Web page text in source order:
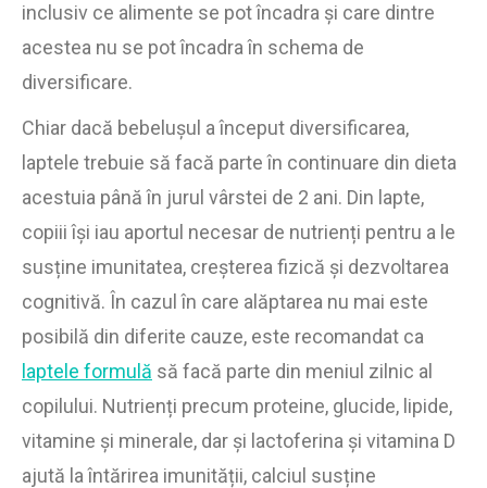
inclusiv ce alimente se pot încadra și care dintre
acestea nu se pot încadra în schema de
diversificare.
Chiar dacă bebelușul a început diversificarea,
laptele trebuie să facă parte în continuare din dieta
acestuia până în jurul vârstei de 2 ani. Din lapte,
copiii își iau aportul necesar de nutrienți pentru a le
susține imunitatea, creșterea fizică și dezvoltarea
cognitivă. În cazul în care alăptarea nu mai este
posibilă din diferite cauze, este recomandat ca
laptele formulă să facă parte din meniul zilnic al
copilului. Nutrienți precum proteine, glucide, lipide,
vitamine și minerale, dar și lactoferina și vitamina D
ajută la întărirea imunității, calciul susține